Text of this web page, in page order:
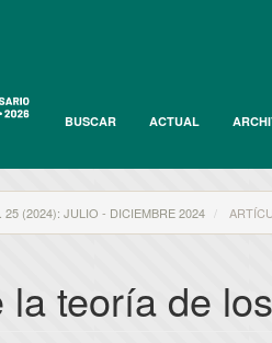
BUSCAR ACTUAL
25 (2024): JULIO - DICIEMBRE 2024
la teoría de